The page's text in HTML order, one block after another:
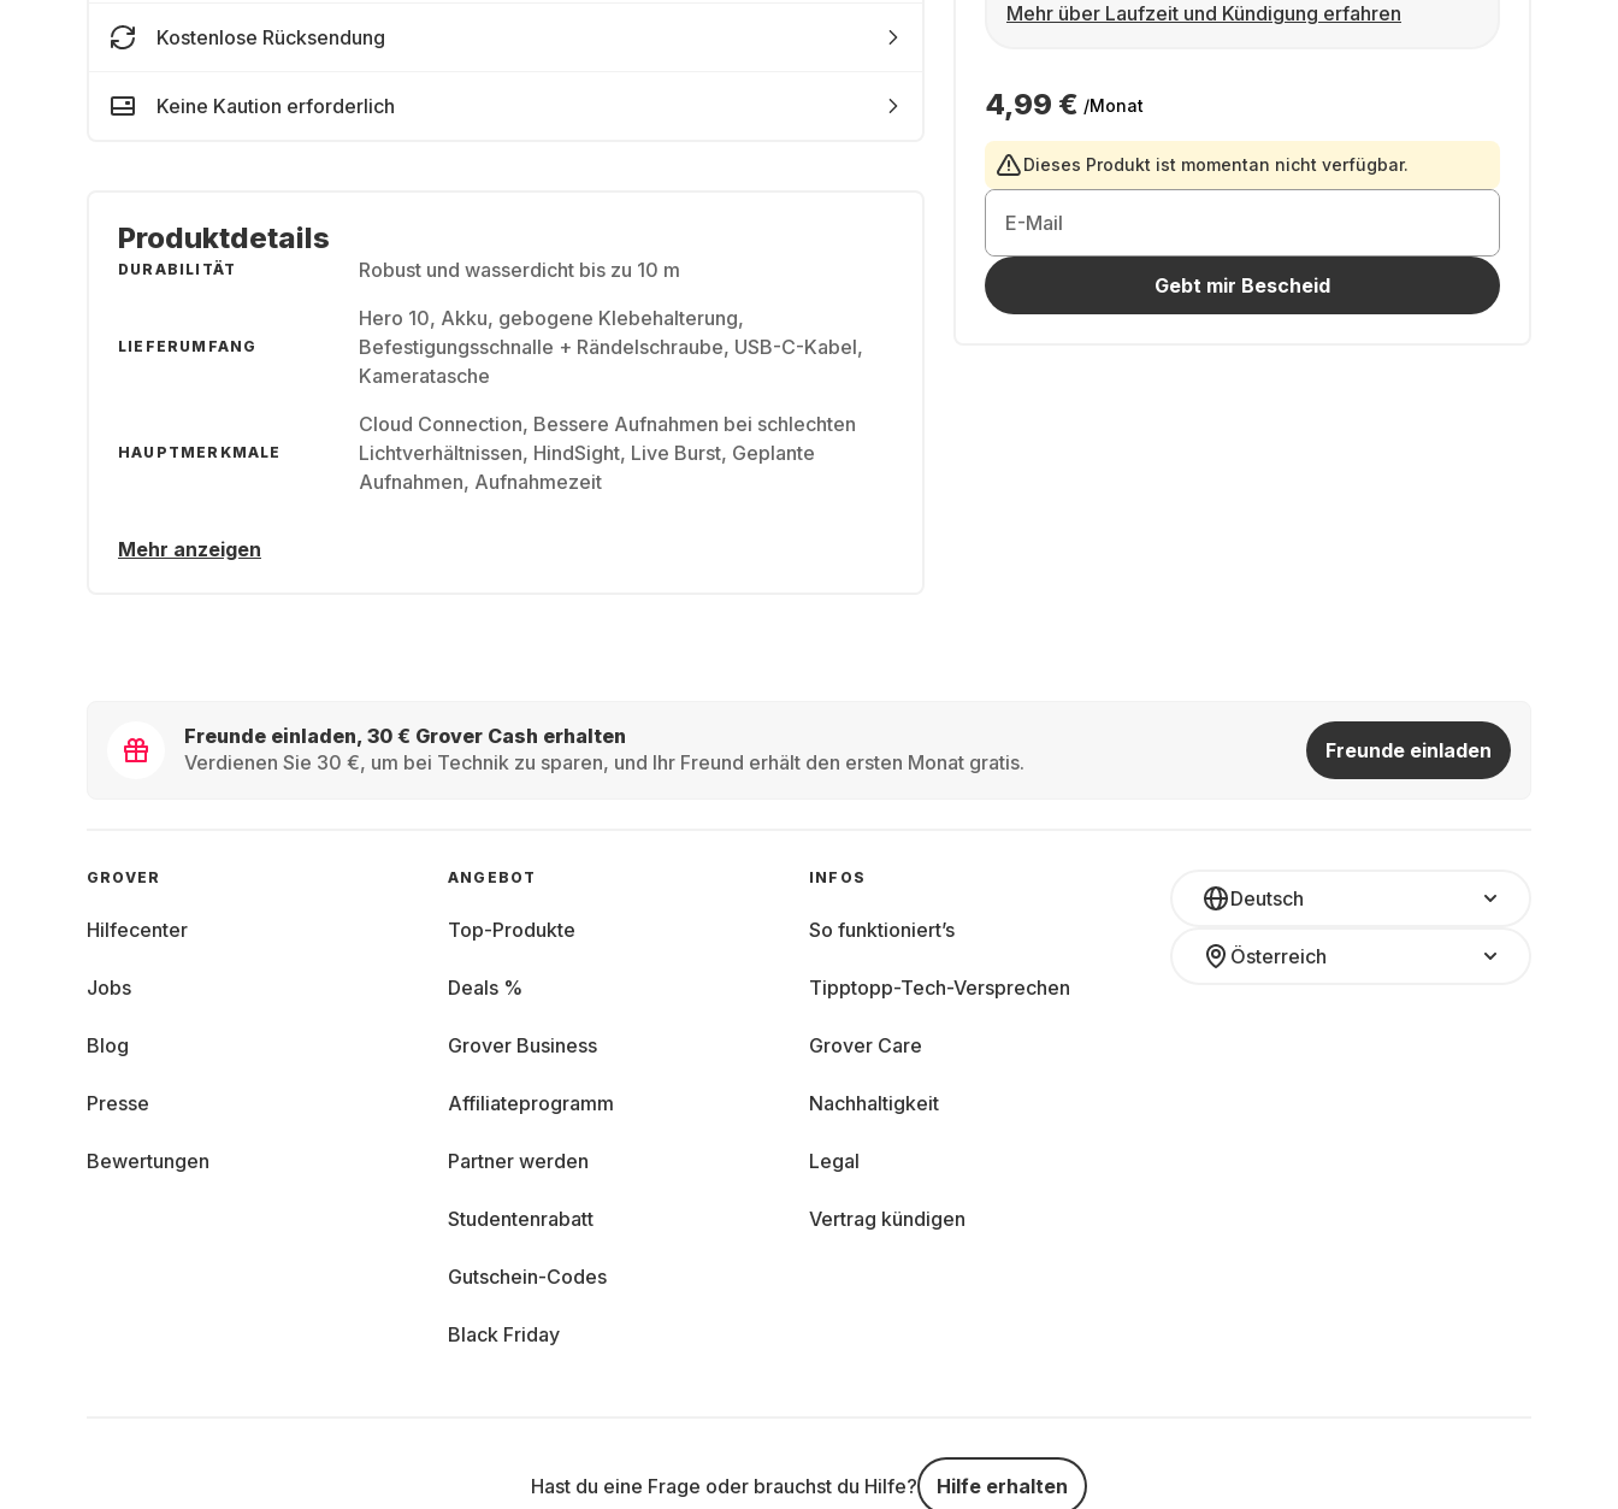
Mehr über Laufzeit und Kündigung erfahren
4,99 € /Monat
Dieses Produkt ist momentan nicht verfügbar.
E-Mail
Gebt mir Bescheid
Kostenlose Rücksendung
Keine Kaution erforderlich
Produktdetails
DURABILITÄT Robust und wasserdicht bis zu 10 m
LIEFERUMFANG
Hero 10, Akku, gebogene Klebehalterung,
Befestigungsschnalle + Rändelschraube, USB-C-Kabel,
Kameratasche
HAUPTMERKMALE
Cloud Connection, Bessere Aufnahmen bei schlechten
Lichtverhältnissen, HindSight, Live Burst, Geplante
Aufnahmen, Aufnahmezeit
Mehr anzeigen
Freunde einladen, 30 € Grover Cash erhalten
Verdienen Sie 30 €, um bei Technik zu sparen, und Ihr Freund erhält den ersten Monat gratis.
Freunde einladen
Deutsch
Österreich
GROVER
Hilfecenter
Jobs
Blog
Presse
Bewertungen
ANGEBOT
Top-Produkte
Deals %
Grover Business
Affiliateprogramm
Partner werden
Studentenrabatt
Gutschein-Codes
Black Friday
INFOS
So funktioniert’s
Tipptopp-Tech-Versprechen
Grover Care
Nachhaltigkeit
Legal
Vertrag kündigen
Hast du eine Frage oder brauchst du Hilfe? Hilfe erhalten